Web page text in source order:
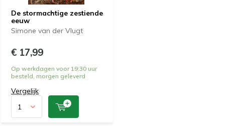
De stormachtige zestiende
eeuw
Simone van der Vlugt
€ 17,99
Op werkdagen voor 19:30 uur
besteld, morgen geleverd
Vergelijk